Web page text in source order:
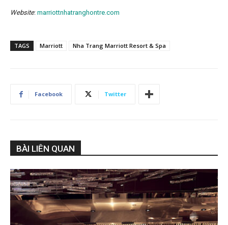
Website: marriottnhatranghontre.com
TAGS Marriott Nha Trang Marriott Resort & Spa
Facebook Twitter
BÀI LIÊN QUAN